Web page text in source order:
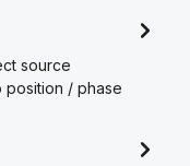
source
/ phase